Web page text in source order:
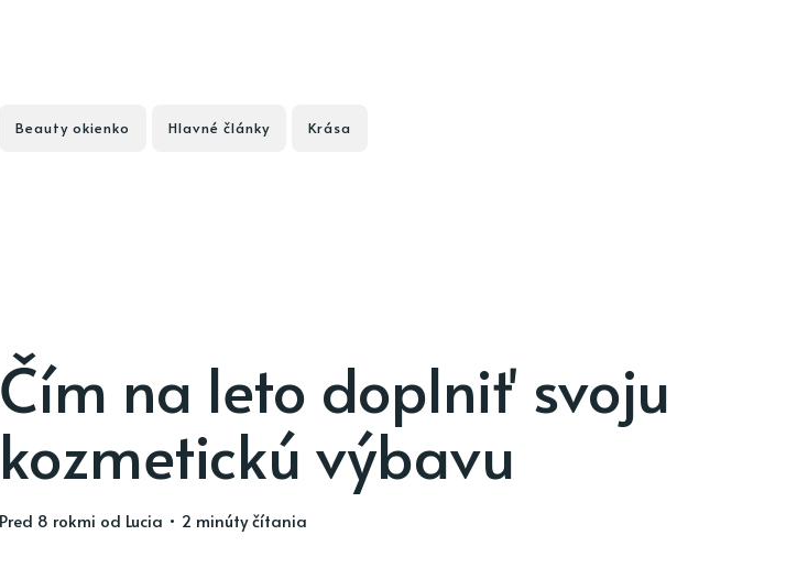
Beauty okienko Hlavné články Krása
Čím na leto doplniť svoju
kozmetickú výbavu
pred 8 rokmi od Lucia • 2 minúty čítania